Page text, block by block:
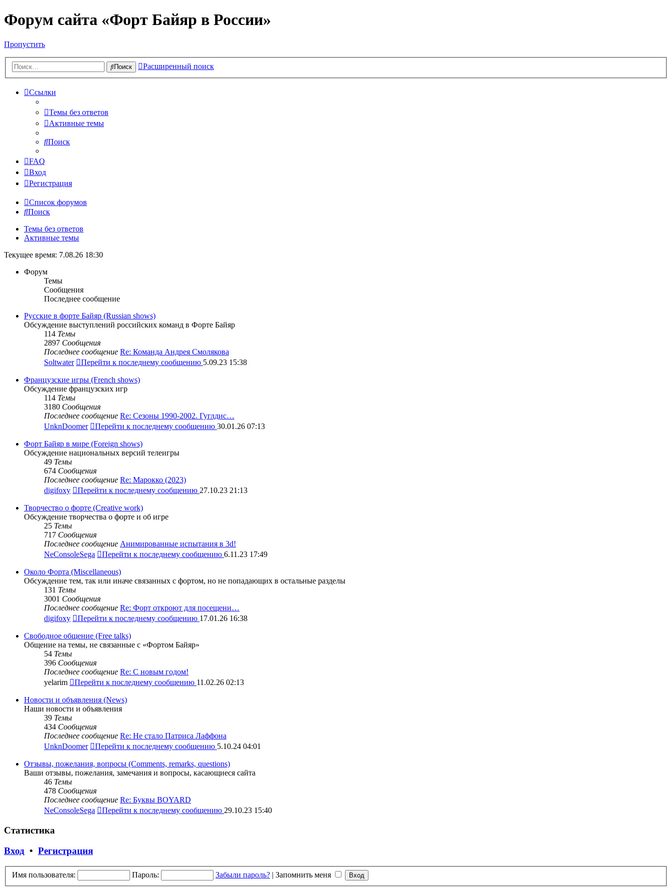
Форум сайта «Форт Байяр в России»
Пропустить
Поиск Расширенный поиск
Ссылки
Темы без ответов
Активные темы
Поиск
FAQ
Вход
Регистрация
Список форумов
Поиск
Темы без ответов
Активные темы
Текущее время: 7.08.26 18:30
Форум
Темы
Сообщения
Последнее сообщение
Русские в форте Байяр (Russian shows)
Обсуждение выступлений российских команд в Форте Байяр
114 Темы
2897 Сообщения
Последнее сообщение Re: Команда Андрея Смолякова
Soltwater
Перейти к последнему сообщению 5.09.23 15:38
Французские игры (French shows)
Обсуждение французских игр
114 Темы
3180 Сообщения
Последнее сообщение Re: Сезоны 1990-2002. Гуглдис…
UnknDoomer
Перейти к последнему сообщению 30.01.26 07:13
Форт Байяр в мире (Foreign shows)
Обсуждение национальных версий телеигры
49 Темы
674 Сообщения
Последнее сообщение Re: Марокко (2023)
digifoxy
Перейти к последнему сообщению 27.10.23 21:13
Творчество о форте (Creative work)
Обсуждение творчества о форте и об игре
25 Темы
717 Сообщения
Последнее сообщение Анимированные испытания в 3d!
NeConsoleSega
Перейти к последнему сообщению 6.11.23 17:49
Около Форта (Miscellaneous)
Обсуждение тем, так или иначе связанных с фортом, но не попадающих в остальные разделы
131 Темы
3001 Сообщения
Последнее сообщение Re: Форт откроют для посещени…
digifoxy
Перейти к последнему сообщению 17.01.26 16:38
Свободное общение (Free talks)
Общение на темы, не связанные с «Фортом Байяр»
54 Темы
396 Сообщения
Последнее сообщение Re: С новым годом!
yelarim
Перейти к последнему сообщению 11.02.26 02:13
Новости и объявления (News)
Наши новости и объявления
39 Темы
434 Сообщения
Последнее сообщение Re: Не стало Патриса Лаффона
UnknDoomer
Перейти к последнему сообщению 5.10.24 04:01
Отзывы, пожелания, вопросы (Comments, remarks, questions)
Ваши отзывы, пожелания, замечания и вопросы, касающиеся сайта
46 Темы
478 Сообщения
Последнее сообщение Re: Буквы BOYARD
NeConsoleSega
Перейти к последнему сообщению 29.10.23 15:40
Статистика
Вход • Регистрация
Имя пользователя: Пароль: Забыли пароль? | Запомнить меня